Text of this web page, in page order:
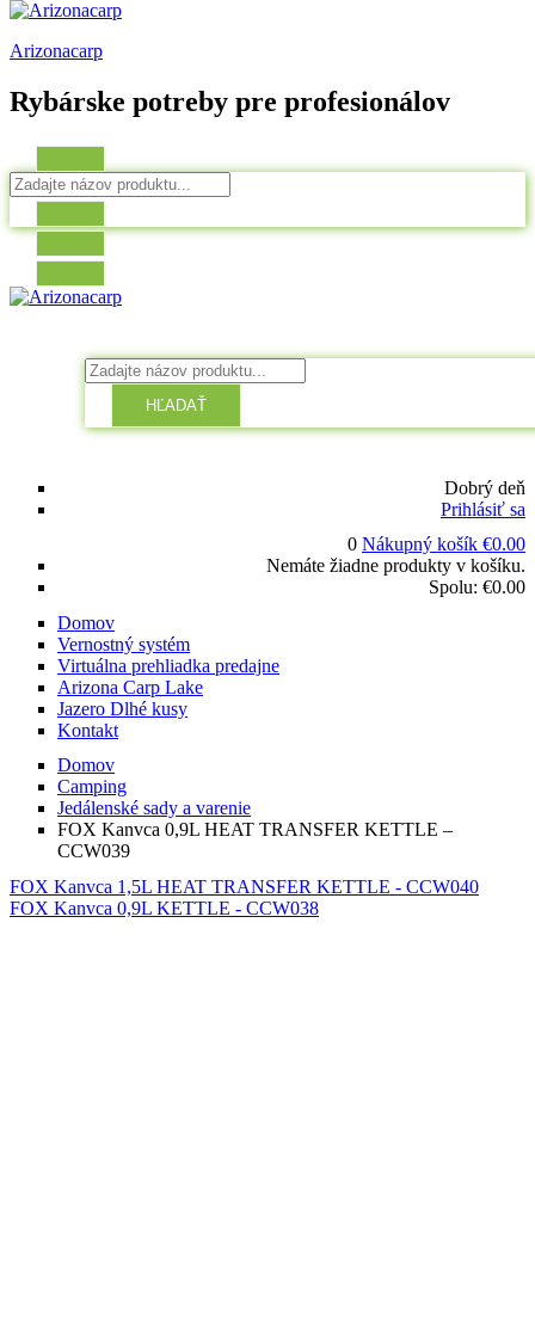
Arizonacarp
Rybárske potreby pre profesionálov
HĽADAŤ
Dobrý deň
Prihlásiť sa
0 Nákupný košík €0.00
Nemáte žiadne produkty v košíku.
Spolu: €0.00
Domov
Vernostný systém
Virtuálna prehliadka predajne
Arizona Carp Lake
Jazero Dlhé kusy
Kontakt
Domov
Camping
Jedálenské sady a varenie
FOX Kanvca 0,9L HEAT TRANSFER KETTLE –
CCW039
FOX Kanvca 1,5L HEAT TRANSFER KETTLE - CCW040
FOX Kanvca 0,9L KETTLE - CCW038